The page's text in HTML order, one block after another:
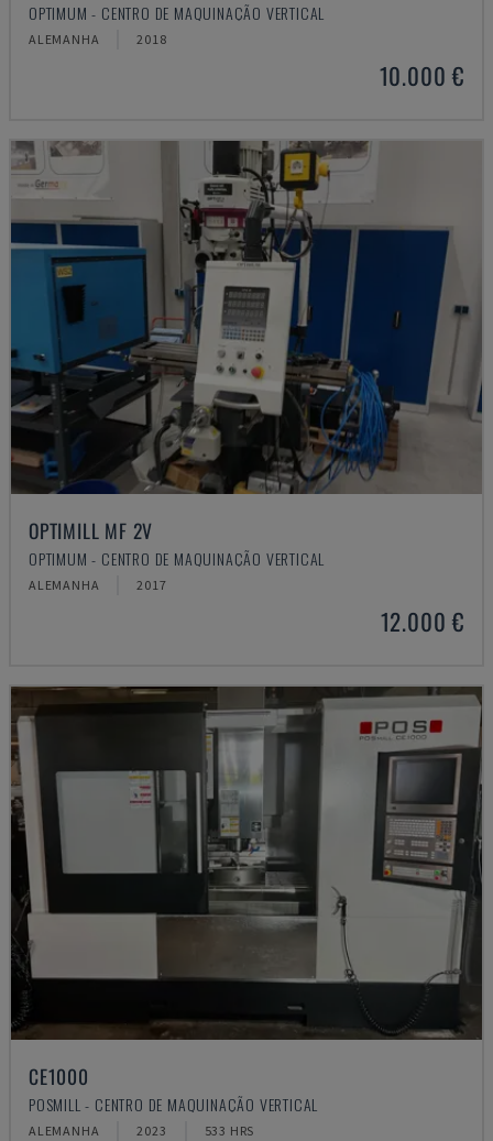
OPTIMUM - CENTRO DE MAQUINAÇÃO VERTICAL
ALEMANHA 2018
10.000 €
OPTIMILL MF 2V
OPTIMUM - CENTRO DE MAQUINAÇÃO VERTICAL
ALEMANHA 2017
12.000 €
CE1000
POSMILL - CENTRO DE MAQUINAÇÃO VERTICAL
ALEMANHA 2023 533 HRS